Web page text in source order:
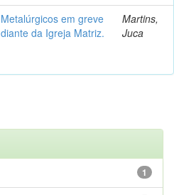
Metalúrgicos em greve
diante da Igreja Matriz.
Martins,
Juca
1